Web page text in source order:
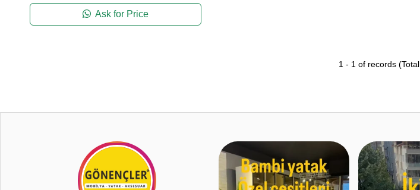
Ask for Price
1 - 1 of records (Total